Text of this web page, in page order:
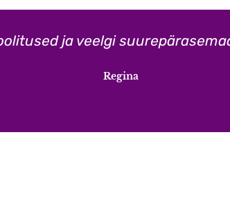
ja veelgi
Regina